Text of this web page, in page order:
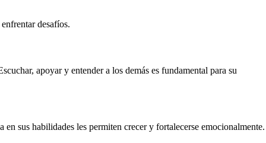
desafíos.
apoyar y entender a los demás es fundamental para su
sus habilidades les permiten crecer y fortalecerse emocionalmente.